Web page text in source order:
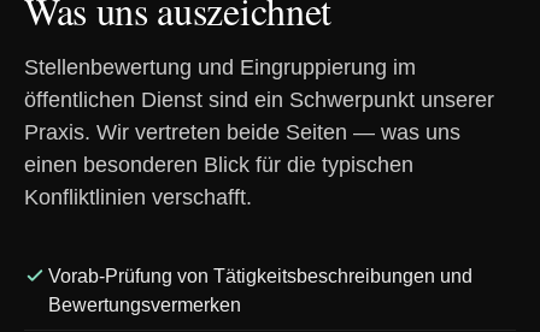
Stellenbewertung und Eingruppierung im
öffentlichen Dienst sind ein Schwerpunkt unserer
Praxis. Wir vertreten beide Seiten — was uns
einen besonderen Blick für die typischen
Konfliktlinien verschafft.
Vorab-Prüfung von Tätigkeitsbeschreibungen und
Bewertungsvermerken